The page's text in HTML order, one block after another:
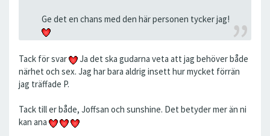
Ge det en chans med den här personen tycker jag!
Tack för svar
Ja det ska gudarna veta att jag behöver både
närhet och sex. Jag har bara aldrig insett hur mycket förrän
jag träffade P.
Tack till er både, Joffsan och sunshine. Det betyder mer än ni
kan ana